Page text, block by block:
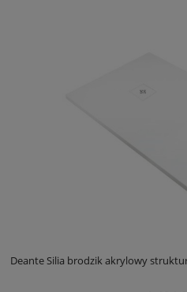
Deante Silia brodzik akrylowy